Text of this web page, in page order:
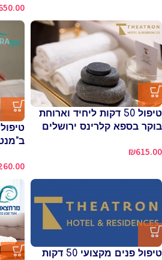
טיפול 50 דקות ליחיד וארוחת
בוקר בספא קלרינס ירושלים
₪615.00
טיפול פנים מקצועי 50 דקות